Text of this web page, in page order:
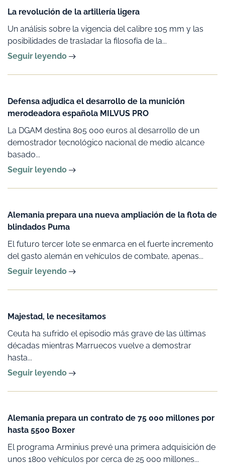
La revolución de la artillería ligera
Un análisis sobre la vigencia del calibre 105 mm y las
posibilidades de trasladar la filosofía de la...
Seguir leyendo
Defensa adjudica el desarrollo de la munición
merodeadora española MILVUS PRO
La DGAM destina 805 000 euros al desarrollo de un
demostrador tecnológico nacional de medio alcance
basado...
Seguir leyendo
Alemania prepara una nueva ampliación de la flota de
blindados Puma
El futuro tercer lote se enmarca en el fuerte incremento
del gasto alemán en vehículos de combate, apenas...
Seguir leyendo
Majestad, le necesitamos
Ceuta ha sufrido el episodio más grave de las últimas
décadas mientras Marruecos vuelve a demostrar
hasta...
Seguir leyendo
Alemania prepara un contrato de 75 000 millones por
hasta 5500 Boxer
El programa Arminius prevé una primera adquisición de
unos 1800 vehículos por cerca de 25 000 millones...